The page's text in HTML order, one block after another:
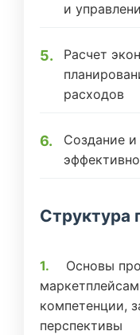
и
Расчет
расходов
Создание и
Структура
Основы
компетенции,
перспективы